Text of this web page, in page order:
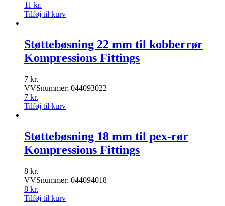
11 kr.
Tilføj til kurv
Støttebøsning 22 mm til kobberrør
Kompressions Fittings
7 kr.
VVSnummer: 044093022
7 kr.
Tilføj til kurv
Støttebøsning 18 mm til pex-rør
Kompressions Fittings
8 kr.
VVSnummer: 044094018
8 kr.
Tilføj til kurv